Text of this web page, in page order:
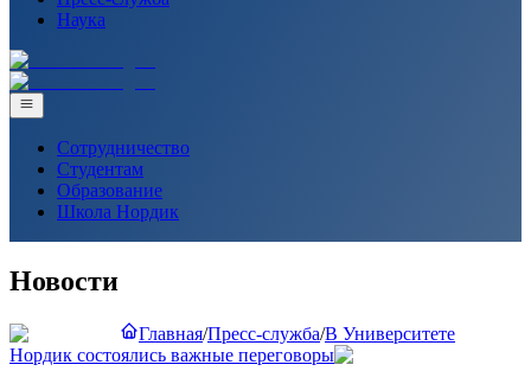
Наука
Сотрудничество
Студентам
Образование
Школа Нордик
Новости
Главная/Пресс-служба/В Университете
Нордик состоялись важные переговоры